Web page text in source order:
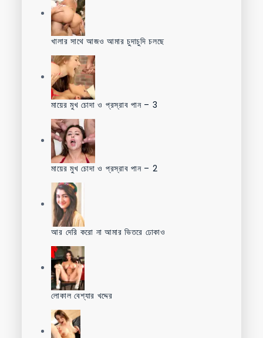
খালার সাথে আজও আমার চুদাচুদি চলছে
মায়ের মুখ চোদা ও প্রস্রাব পান – 3
মায়ের মুখ চোদা ও প্রস্রাব পান – 2
আর দেরি করো না আমার ভিতরে ঢোকাও
লোকাল বেশ্যার খদ্দের